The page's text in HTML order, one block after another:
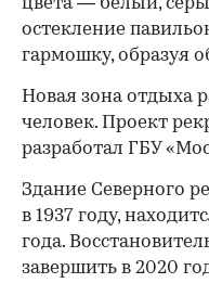
остекление
гармошку, образуя
Новая зона отдыха
человек. Проект
разработал ГБУ
Здание Северного
в 1937 году,
года.
завершить в 2020